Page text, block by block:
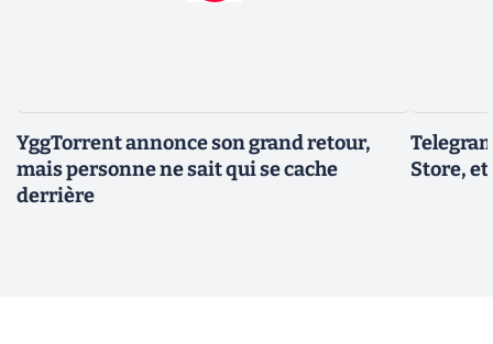
YggTorrent annonce son grand retour,
mais personne ne sait qui se cache
derrière
Store,